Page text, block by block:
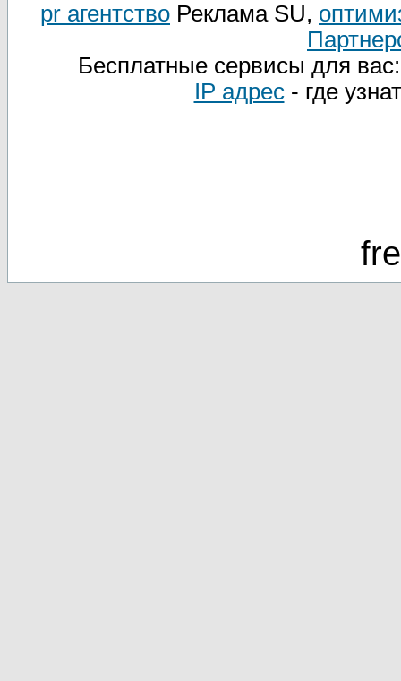
pr агентство Реклама SU,
Бесплатные сервисы для
IP адрес- где